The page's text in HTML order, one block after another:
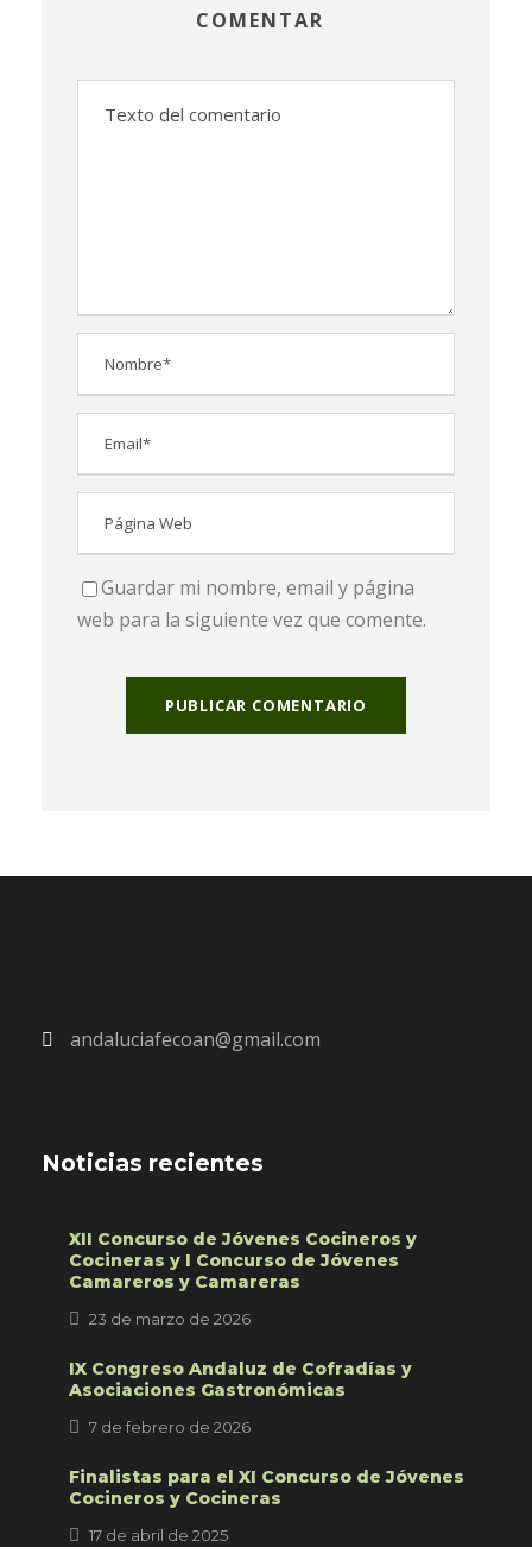
COMENTAR
Guardar mi nombre, email y página
web para la siguiente vez que comente.
andaluciafecoan@gmail.com
Noticias recientes
XII Concurso de Jóvenes Cocineros y
Cocineras y I Concurso de Jóvenes
Camareros y Camareras
23 de marzo de 2026
IX Congreso Andaluz de Cofradías y
Asociaciones Gastronómicas
7 de febrero de 2026
Finalistas para el XI Concurso de Jóvenes
Cocineros y Cocineras
17 de abril de 2025